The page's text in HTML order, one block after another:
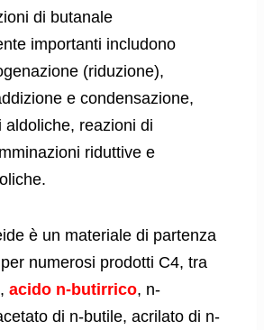
di butanale
importanti includono
(riduzione),
e condensazione,
aldoliche, reazioni di
riduttive e
è un materiale di partenza
numerosi prodotti C4, tra
acido n-butirrico, n-
di n-butile, acrilato di n-